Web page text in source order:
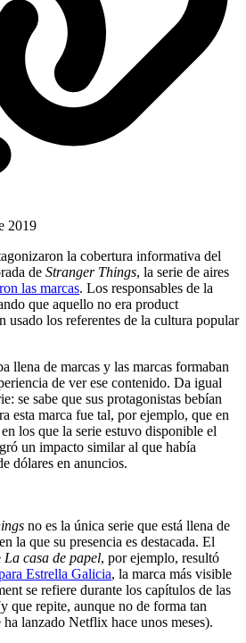
2019
la cobertura informativa del
de Stranger Things, la serie de aires
las marcas. Los responsables de la
que aquello no era product
usado los referentes de la cultura popular
llena de marcas y las marcas formaban
de ver ese contenido. Da igual
se sabe que sus protagonistas bebían
esta marca fue tal, por ejemplo, que en
los que la serie estuvo disponible el
un impacto similar al que había
dólares en anuncios.
no es la única serie que está llena de
la que su presencia es destacada. El
La casa de papel, por ejemplo, resultó
Estrella Galicia, la marca más visible
se refiere durante los capítulos de las
que repite, aunque no de forma tan
lanzado Netflix hace unos meses).